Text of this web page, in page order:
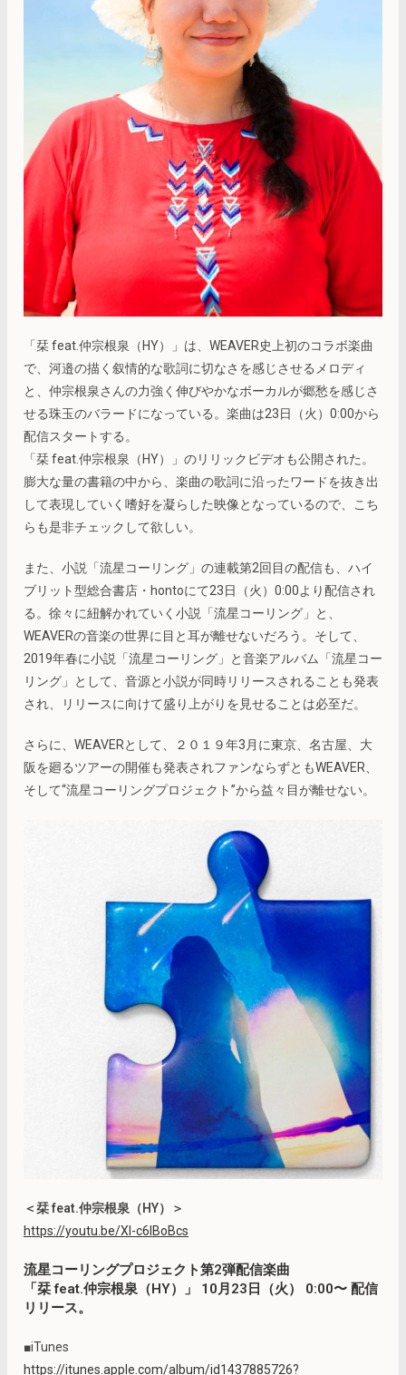
「栞 feat.仲宗根泉（HY）」は、WEAVER史上初のコラボ楽曲
で、河邉の描く叙情的な歌詞に切なさを感じさせるメロディ
と、仲宗根泉さんの力強く伸びやかなボーカルが郷愁を感じさ
せる珠玉のバラードになっている。楽曲は23日（火）0:00から
配信スタートする。
「栞 feat.仲宗根泉（HY）」のリリックビデオも公開された。
膨大な量の書籍の中から、楽曲の歌詞に沿ったワードを抜き出
して表現していく嗜好を凝らした映像となっているので、こち
らも是非チェックして欲しい。
また、小説「流星コーリング」の連載第2回目の配信も、ハイ
ブリット型総合書店・hontoにて23日（火）0:00より配信され
る。徐々に紐解かれていく小説「流星コーリング」と、
WEAVERの音楽の世界に目と耳が離せないだろう。そして、
2019年春に小説「流星コーリング」と音楽アルバム「流星コー
リング」として、音源と小説が同時リリースされることも発表
され、リリースに向けて盛り上がりを見せることは必至だ。
さらに、WEAVERとして、２０１９年3月に東京、名古屋、大
阪を廻るツアーの開催も発表されファンならずともWEAVER、
そして“流星コーリングプロジェクト”から益々目が離せない。
＜栞 feat.仲宗根泉（HY）＞
https://youtu.be/XI-c6IBoBcs
流星コーリングプロジェクト第2弾配信楽曲
「栞 feat.仲宗根泉（HY）」 10月23日（火） 0:00〜 配信
リリース。
■iTunes
https://itunes.apple.com/album/id1437885726?